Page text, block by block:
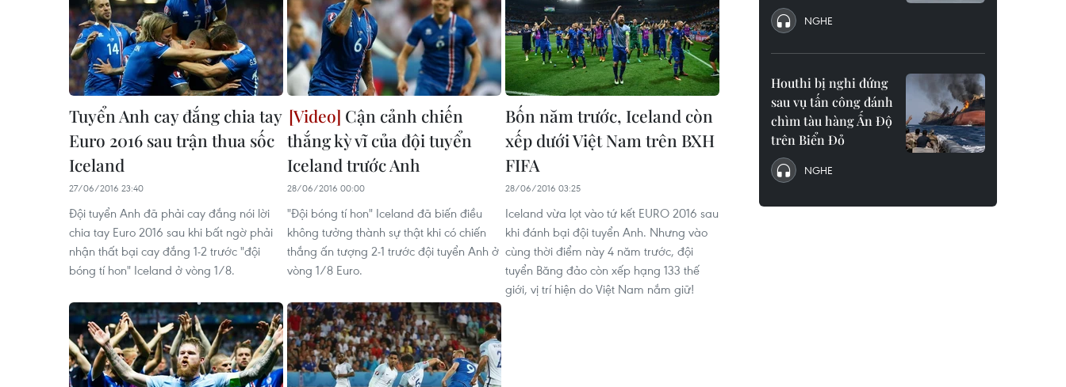
Tuyển Anh cay đắng chia tay
Euro 2016 sau trận thua sốc
Iceland
27/06/2016 23:40
Đội tuyển Anh đã phải cay đắng nói lời
chia tay Euro 2016 sau khi bất ngờ phải
nhận thất bại cay đắng 1-2 trước "đội
bóng tí hon" Iceland ở vòng 1/8.
Cận cảnh chiến
thắng kỳ vĩ của đội tuyển
Iceland trước Anh
28/06/2016 00:00
"Đội bóng tí hon" Iceland đã biến điều
không tưởng thành sự thật khi có chiến
thắng ấn tượng 2-1 trước đội tuyển Anh ở
vòng 1/8 Euro.
Bốn năm trước, Iceland còn
xếp dưới Việt Nam trên BXH
FIFA
28/06/2016 03:25
Iceland vừa lọt vào tứ kết EURO 2016 sau
khi đánh bại đội tuyển Anh. Nhưng vào
cùng thời điểm này 4 năm trước, đội
tuyển Băng đảo còn xếp hạng 133 thế
giới, vị trí hiện do Việt Nam nắm giữ!
NGHE
Houthi bị nghi đứng
sau vụ tấn công đánh
chìm tàu hàng Ấn Độ
trên Biển Đỏ
NGHE